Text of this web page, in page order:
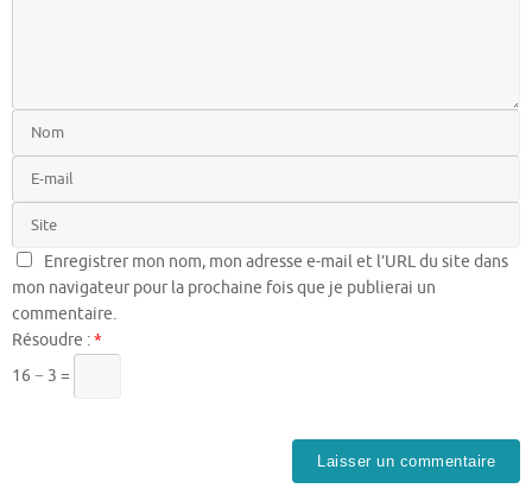
Enregistrer mon nom, mon adresse e-mail et l’URL du site dans
mon navigateur pour la prochaine fois que je publierai un
commentaire.
Résoudre :*
16 − 3 =